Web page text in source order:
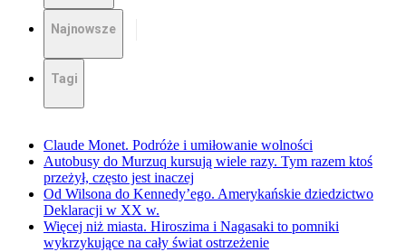
Najnowsze
Tagi
Claude Monet. Podróże i umiłowanie wolności
Autobusy do Murzuq kursują wiele razy. Tym razem ktoś
przeżył, często jest inaczej
Od Wilsona do Kennedy’ego. Amerykańskie dziedzictwo
Deklaracji w XX w.
Więcej niż miasta. Hiroszima i Nagasaki to pomniki
wykrzykujące na cały świat ostrzeżenie